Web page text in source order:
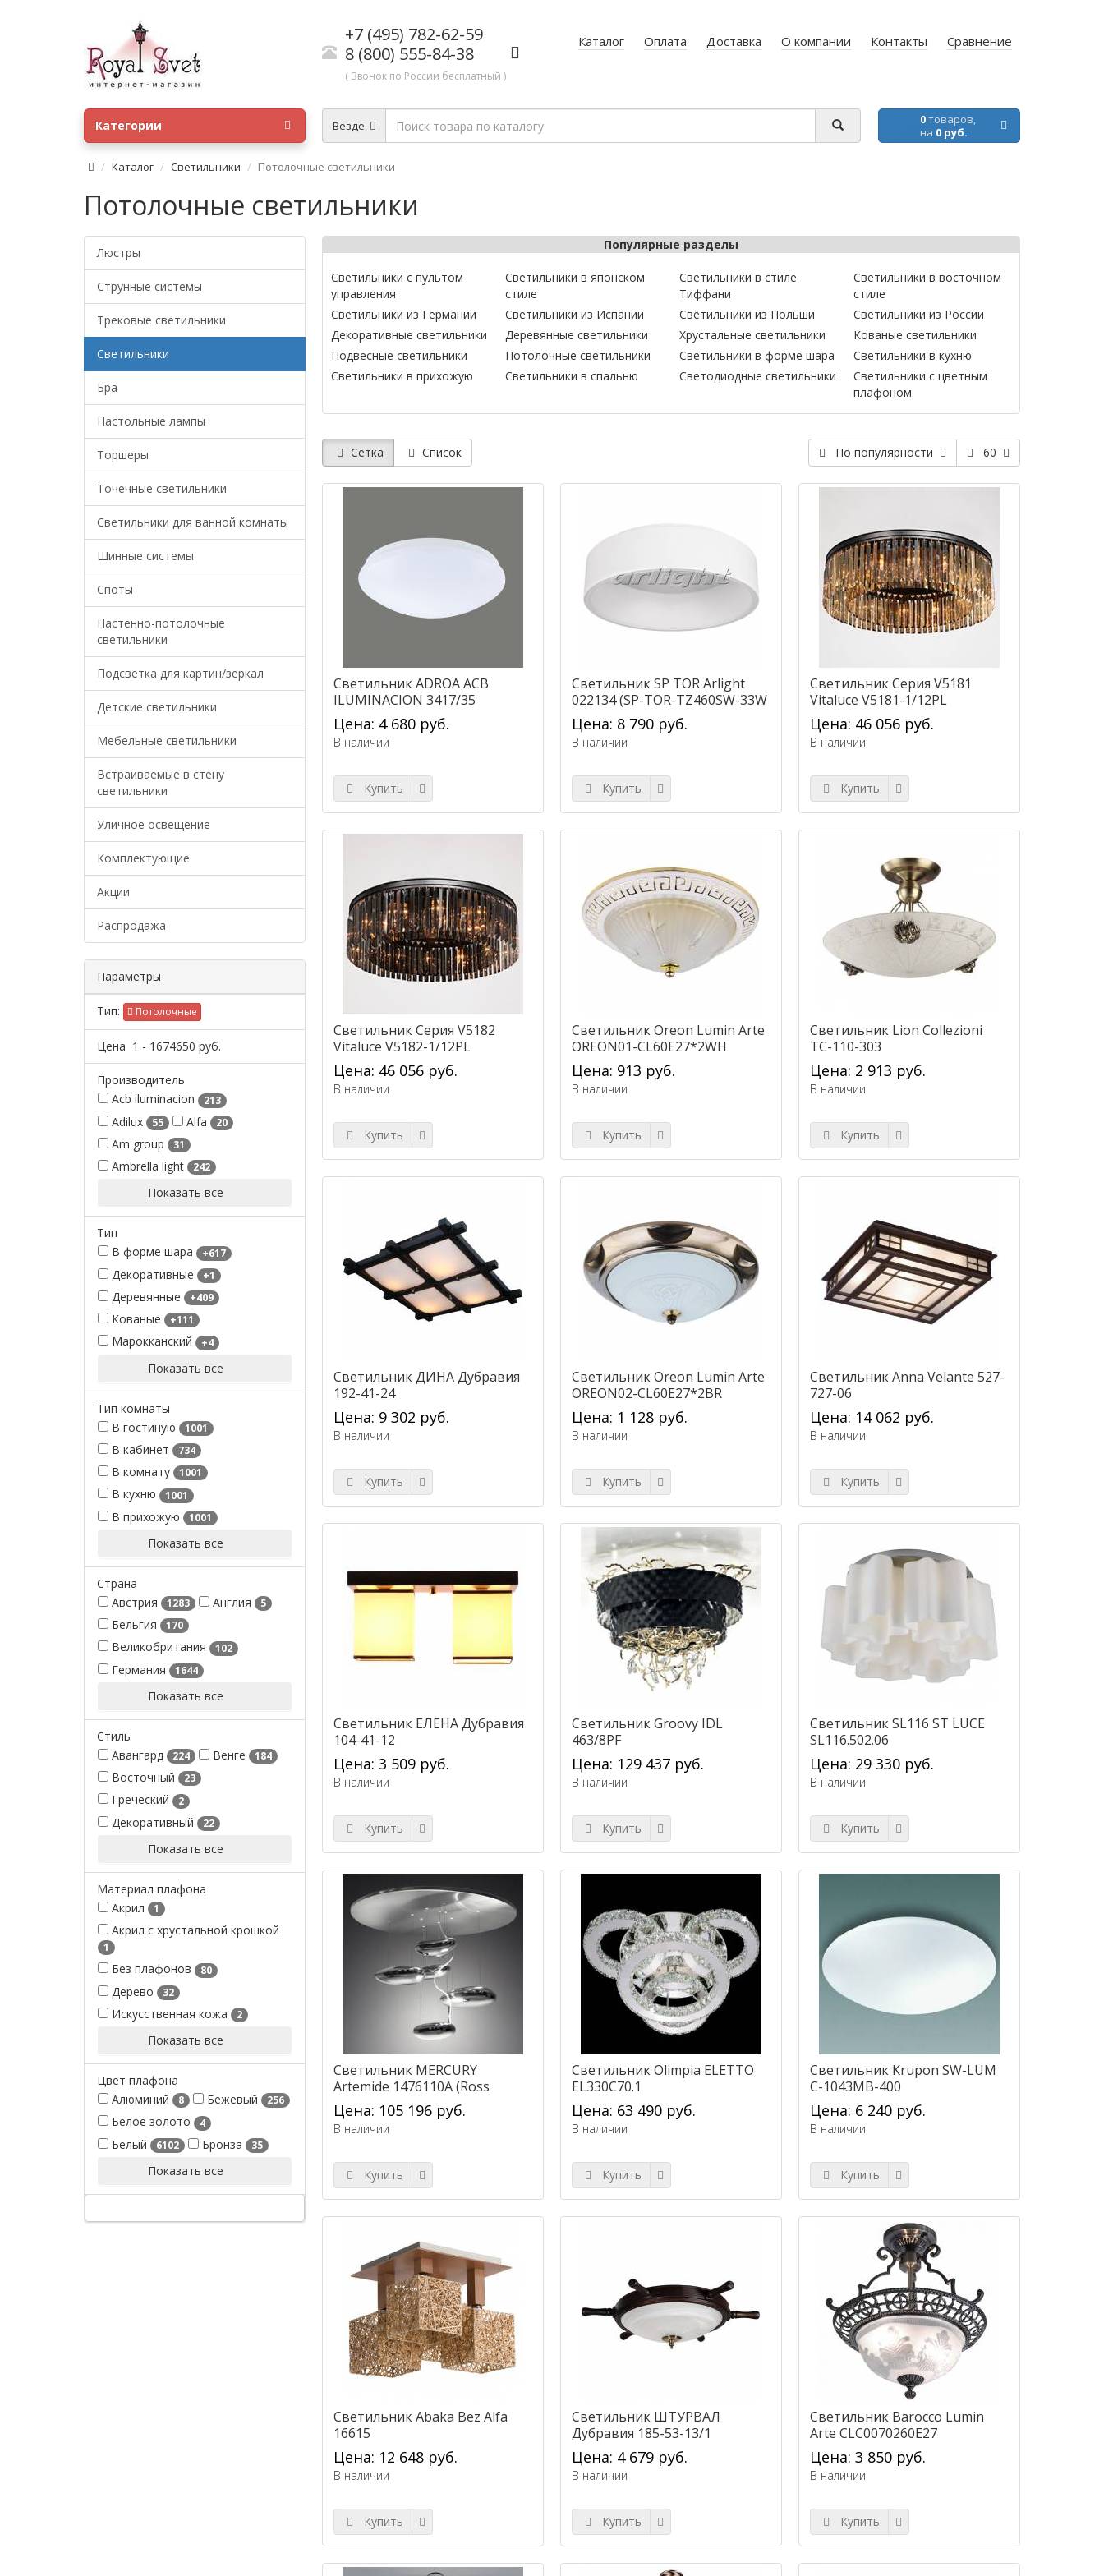
+7 (495) 782-62-59
8 (800) 555-84-38
( Звонок по России бесплатный )
Каталог Оплата Доставка О компании Контакты Сравнение
Везде 0товаров,
на 0 руб.
Категории
Каталог Светильники Потолочные светильники
Потолочные светильники
Люстры
Струнные системы
Трековые светильники
Светильники
Бра
Настольные лампы
Торшеры
Точечные светильники
Светильники для ванной комнаты
Шинные системы
Споты
Настенно-потолочные
светильники
Подсветка для картин/зеркал
Детские светильники
Мебельные светильники
Встраиваемые в стену
светильники
Уличное освещение
Комплектующие
Акции
Распродажа
Параметры
Тип: Потолочные
Цена 1 - 1674650 руб.
Производитель
Acb iluminacion
213
Adilux 55 Alfa 20
Am group 31
Ambrella light 242
Показать все
Тип
В форме шара
+617
Декоративные +1
Деревянные +409
Кованые +111
Марокканский +4
Показать все
Тип комнаты
В гостиную
1001
В кабинет 734
В комнату 1001
В кухню 1001
В прихожую 1001
Показать все
Страна
Австрия
1283 Англия 5
Бельгия 170
Великобритания 102
Германия 1644
Показать все
Стиль
Авангард
224 Венге 184
Восточный 23
Греческий 2
Декоративный 22
Показать все
Материал плафона
Акрил
1
Акрил с хрустальной крошкой
1
Без плафонов 80
Дерево 32
Искусственная кожа 2
Показать все
Цвет плафона
Алюминий
8 Бежевый 256
Белое золото 4
Белый 6102 Бронза 35
Показать все
Популярные разделы
Светильники с пультом
управления
Светильники в японском
стиле
Светильники в стиле
Тиффани
Светильники в восточном
стиле
Светильники из Германии
Светильники из Испании Светильники из Польши
Светильники из России
Декоративные светильники
Деревянные светильники Хрустальные светильники
Кованые светильники
Подвесные светильники
Потолочные светильники Светильники в форме шара
Светильники в кухню
Светильники в прихожую
Светильники в спальню Светодиодные светильники
Светильники с цветным
плафоном
Сетка Список По популярности 60
Светильник ADROA ACB
ILUMINACION 3417/35
(P341720OP)
Цена: 4 680 руб.
В наличии
Купить
Светильник SP TOR Arlight
022134 (SP-TOR-TZ460SW-33W
Day White)
Цена: 8 790 руб.
В наличии
Купить
Светильник Серия V5181
Vitaluce V5181-1/12PL
Цена: 46 056 руб.
В наличии
Купить
Светильник Серия V5182
Vitaluce V5182-1/12PL
Цена: 46 056 руб.
В наличии
Купить
Светильник Oreon Lumin Arte
OREON01-CL60E27*2WH
Цена: 913 руб.
В наличии
Купить
Светильник Lion Collezioni
ТС-110-303
Цена: 2 913 руб.
В наличии
Купить
Светильник ДИНА Дубравия
192-41-24
Цена: 9 302 руб.
В наличии
Купить
Светильник Oreon Lumin Arte
OREON02-CL60E27*2BR
Цена: 1 128 руб.
В наличии
Купить
Светильник Anna Velante 527-
727-06
Цена: 14 062 руб.
В наличии
Купить
Светильник ЕЛЕНА Дубравия
104-41-12
Цена: 3 509 руб.
В наличии
Купить
Светильник Groovy IDL
463/8PF
Цена: 129 437 руб.
В наличии
Купить
Светильник SL116 ST LUCE
SL116.502.06
Цена: 29 330 руб.
В наличии
Купить
Светильник MERCURY
Artemide 1476110A (Ross
Lovegrove)
Цена: 105 196 руб.
В наличии
Купить
Светильник Olimpia ELETTO
EL330C70.1
Цена: 63 490 руб.
В наличии
Купить
Светильник Krupon SW-LUM
C-1043MB-400
Цена: 6 240 руб.
В наличии
Купить
Светильник Abaka Bez Alfa
16615
Цена: 12 648 руб.
В наличии
Купить
Светильник ШТУРВАЛ
Дубравия 185-53-13/1
Цена: 4 679 руб.
В наличии
Купить
Светильник Barocco Lumin
Arte CLC0070260E27
Цена: 3 850 руб.
В наличии
Купить